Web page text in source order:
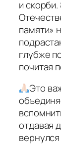
и
памяти»
глубже
почитая
Это
отдавая